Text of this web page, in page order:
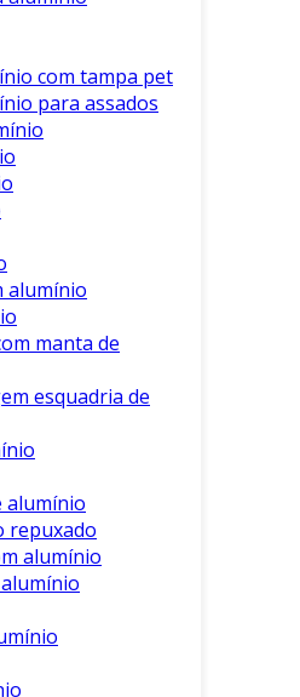
para Pintura
uma
garantir melhor
e máquinas
ser utilizado na
de alumínio,
de cozinha.
é
que
a qualidade e
para
a aplicação
algumas etapas.
com tampa pet
para assados
alumínio
manta de
esquadria de
alumínio
repuxado
alumínio